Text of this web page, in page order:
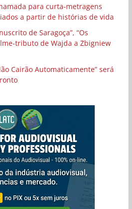
para curta-metragens
a partir de histórias de vida
de Saragoça”, “Os
tributo de Wajda a Zbigniew
Cairão Automaticamente” será